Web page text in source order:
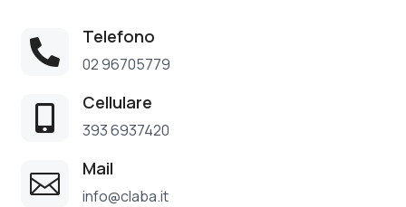

Telefono
02 96705779

Cellulare
393 6937420

Mail
info@claba.it